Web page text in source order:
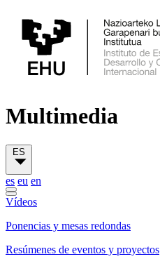
Multimedia
ES
es eu en
Vídeos
Ponencias y mesas redondas
Resúmenes de eventos y proyectos